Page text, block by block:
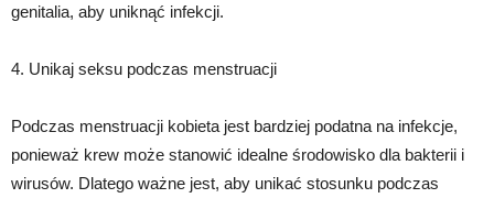
genitalia, aby uniknąć infekcji.
4. Unikaj seksu podczas menstruacji
Podczas menstruacji kobieta jest bardziej podatna na infekcje,
ponieważ krew może stanowić idealne środowisko dla bakterii i
wirusów. Dlatego ważne jest, aby unikać stosunku podczas